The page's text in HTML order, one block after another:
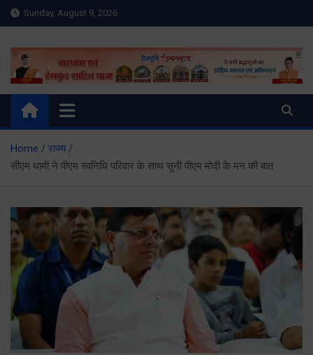
Skip
to
Sunday, August 9, 2026
Meru Raibar | Uttarakhand
News | Uttarkashi News
meruraibar.com
Home
राज्य
सीएम धामी ने पीएम स्वनिधि परिवार के साथ सुनी पीएम मोदी के मन की बात